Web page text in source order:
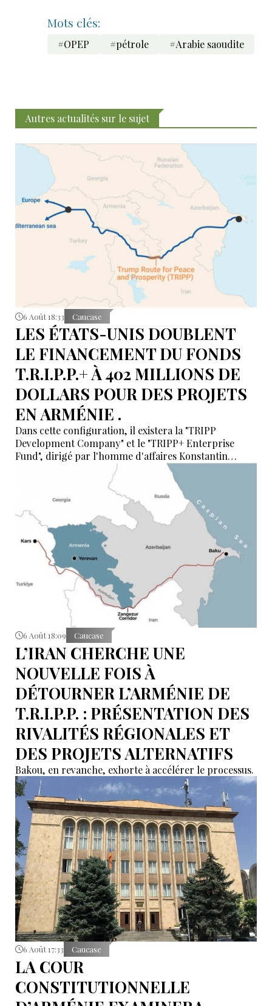
Mots clés:
#OPEP #pétrole #Arabie saoudite
Autres actualités sur le sujet
6 Août 18:33 Caucase
LES ÉTATS-UNIS DOUBLENT
LE FINANCEMENT DU FONDS
T.R.I.P.P.+ À 402 MILLIONS DE
DOLLARS POUR DES PROJETS
EN ARMÉNIE .
Dans cette configuration, il existera la "TRIPP
Development Company" et le "TRIPP+ Enterprise
Fund", dirigé par l'homme d'affaires Konstantin
6 Août 18:09 Caucase
L’IRAN CHERCHE UNE
NOUVELLE FOIS À
DÉTOURNER L’ARMÉNIE DE
T.R.I.P.P. : PRÉSENTATION DES
RIVALITÉS RÉGIONALES ET
DES PROJETS ALTERNATIFS
Bakou, en revanche, exhorte à accélérer le processus.
6 Août 17:33 Caucase
LA COUR
CONSTITUTIONNELLE